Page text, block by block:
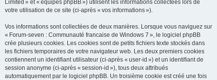
Limited » et « équipes phpBB ») utilisent les informations collectées lors de
votre utilisation de ce site (ci-après « vos informations »).
Vos informations sont collectées de deux manières. Lorsque vous naviguez sur
« Forum-seven : Communauté francaise de Windows 7 », le logiciel phpBB
crée plusieurs cookies. Les cookies sont de petits fichiers texte stockés dans
les fichiers temporaires de votre navigateur web. Les deux premiers cookies
contiennent un identifiant utilisateur (ci-après « user-id ») et un identifiant de
session anonyme (ci-après « session-id »), tous deux attribués
automatiquement par le logiciel phpBB. Un troisième cookie est créé une fois